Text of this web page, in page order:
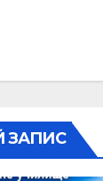
ЗАПИС